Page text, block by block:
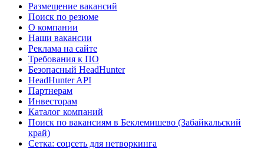
Размещение вакансий
Поиск по резюме
О компании
Наши вакансии
Реклама на сайте
Требования к ПО
Безопасный HeadHunter
HeadHunter API
Партнерам
Инвесторам
Каталог компаний
Поиск по вакансиям в Беклемишево (Забайкальский
край)
Сетка: соцсеть для нетворкинга